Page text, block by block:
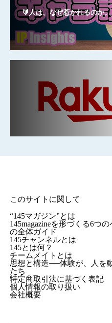
🔰人は、なぜ惹かれるのか。
このサイトに関して
“145マガジン”とは
145magazineを形づくる6つ
の全体ガイド
145チャンネルとは
145とは何？
チームメイトとは
思想と構造──体験が、人を
たち
特定商取引法に基づく表記
個人情報の取り扱い
会社概要